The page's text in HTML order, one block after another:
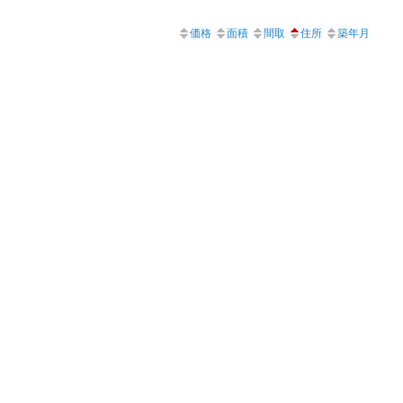
価格 面積 間取 住所 築年月